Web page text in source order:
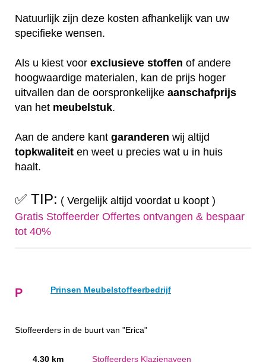
Natuurlijk zijn deze kosten afhankelijk van uw
specifieke wensen.
Als u kiest voor exclusieve stoffen of andere
hoogwaardige materialen, kan de prijs hoger
uitvallen dan de oorspronkelijke aanschafprijs
van het meubelstuk.
Aan de andere kant garanderen wij altijd
topkwaliteit en weet u precies wat u in huis
haalt.
✅ TIP: ( Vergelijk altijd voordat u koopt )
Gratis Stoffeerder Offertes ontvangen & bespaar
tot 40%
P Prinsen Meubelstoffeerbedrijf
Stoffeerders in de buurt van "Erica"
4.30 km Stoffeerders Klazienaveen